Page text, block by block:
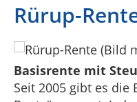
Rürup-
Basisrente mit
Seit 2005 gibt es die